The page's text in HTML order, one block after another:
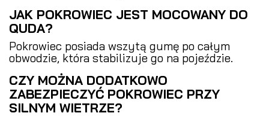
JAK POKROWIEC JEST MOCOWANY DO
QUDA?
Pokrowiec posiada wszytą gumę po całym
obwodzie, która stabilizuje go na pojeździe.
CZY MOŻNA DODATKOWO
ZABEZPIECZYĆ POKROWIEC PRZY
SILNYM WIETRZE?